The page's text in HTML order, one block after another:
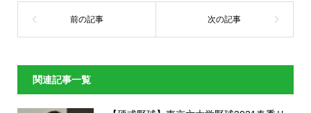
関連記事一覧